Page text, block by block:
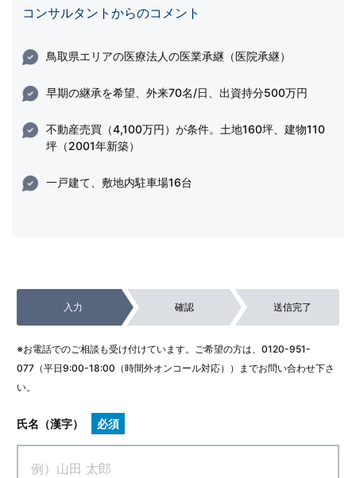
コンサルタントからのコメント
鳥取県エリアの医療法人の医業承継（医院承継）
早期の継承を希望、外来70名/日、出資持分500万円
不動産売買（4,100万円）が条件。土地160坪、建物110
坪（2001年新築）
一戸建て、敷地内駐車場16台
入力 確認 送信完了
※お電話でのご相談も受け付けています。ご希望の方は、 0120-951-
077 （平日9:00-18:00（時間外オンコール対応））までお問い合わせ下さ
い。
氏名（漢字） 必須